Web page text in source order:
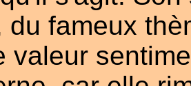
du fameux
valeur